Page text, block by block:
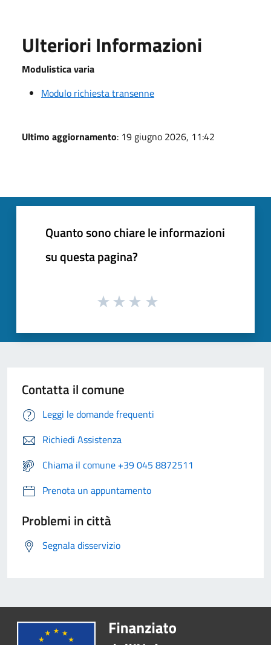
Ulteriori Informazioni
Modulistica varia
Modulo richiesta transenne
Ultimo aggiornamento: 19 giugno 2026, 11:42
Quanto sono chiare le informazioni
su questa pagina?
Contatta il comune
Leggi le domande frequenti
Richiedi Assistenza
Chiama il comune +39 045 8872511
Prenota un appuntamento
Problemi in città
Segnala disservizio